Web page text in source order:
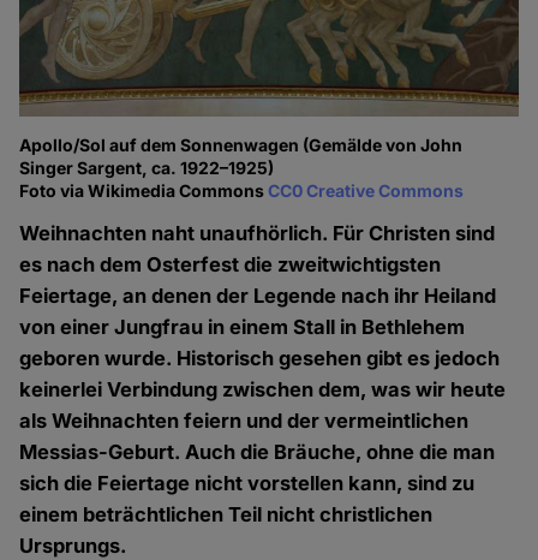
Apollo/Sol auf dem Sonnenwagen (Gemälde von John
Singer Sargent, ca. 1922–1925)
Foto via Wikimedia CommonsCC0 Creative Commons
Weihnachten naht unaufhörlich. Für Christen sind
es nach dem Osterfest die zweitwichtigsten
Feiertage, an denen der Legende nach ihr Heiland
von einer Jungfrau in einem Stall in Bethlehem
geboren wurde. Historisch gesehen gibt es jedoch
keinerlei Verbindung zwischen dem, was wir heute
als Weihnachten feiern und der vermeintlichen
Messias-Geburt. Auch die Bräuche, ohne die man
sich die Feiertage nicht vorstellen kann, sind zu
einem beträchtlichen Teil nicht christlichen
Ursprungs.